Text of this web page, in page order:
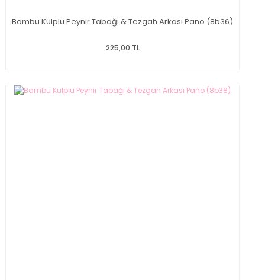
Bambu Kulplu Peynir Tabağı & Tezgah Arkası Pano (8b36)
225,00 TL